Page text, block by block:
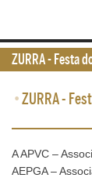
•ZURRA -
A APVC –
AEPGA –
ZURRA - Festa